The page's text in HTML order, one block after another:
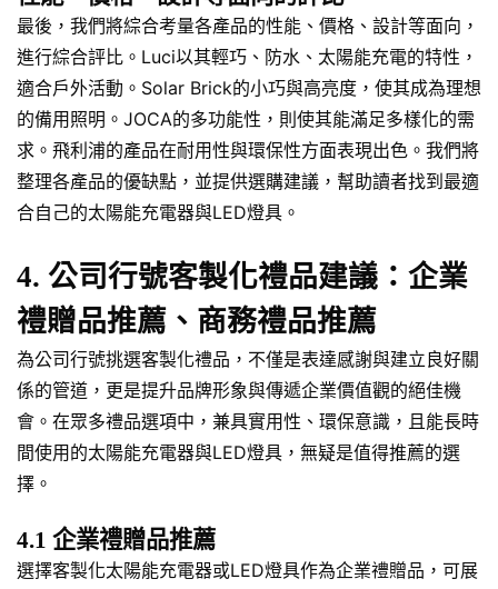
最後，我們將綜合考量各產品的性能、價格、設計等面向，
進行綜合評比。Luci以其輕巧、防水、太陽能充電的特性，
適合戶外活動。Solar Brick的小巧與高亮度，使其成為理想
的備用照明。JOCA的多功能性，則使其能滿足多樣化的需
求。飛利浦的產品在耐用性與環保性方面表現出色。我們將
整理各產品的優缺點，並提供選購建議，幫助讀者找到最適
合自己的太陽能充電器與LED燈具。
4. 公司行號客製化禮品建議：企業
禮贈品推薦、商務禮品推薦
為公司行號挑選客製化禮品，不僅是表達感謝與建立良好關
係的管道，更是提升品牌形象與傳遞企業價值觀的絕佳機
會。在眾多禮品選項中，兼具實用性、環保意識，且能長時
間使用的太陽能充電器與LED燈具，無疑是值得推薦的選
擇。
4.1 企業禮贈品推薦
選擇客製化太陽能充電器或LED燈具作為企業禮贈品，可展